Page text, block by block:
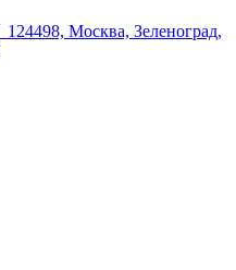
124498, Москва, Зеленоград,